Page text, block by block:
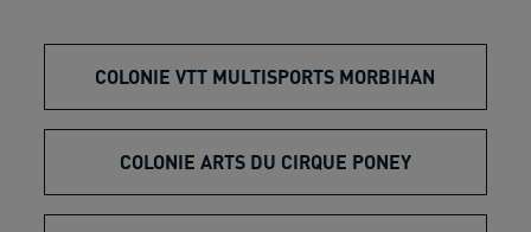
COLONIE VTT MULTISPORTS MORBIHAN
COLONIE ARTS DU CIRQUE PONEY